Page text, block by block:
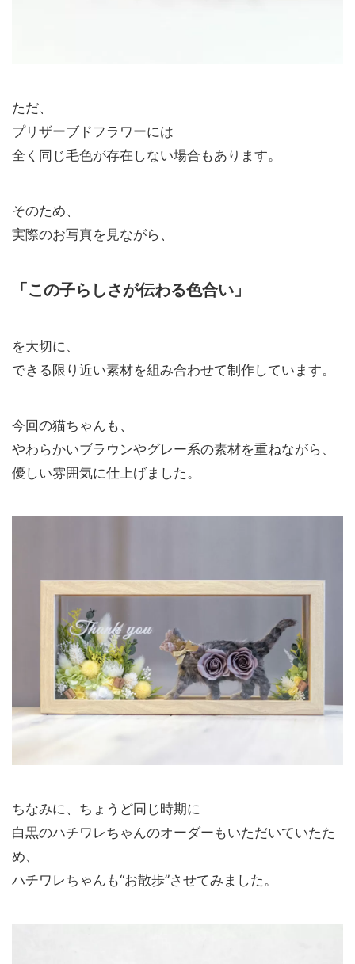
ただ、
プリザーブドフラワーには
全く同じ毛色が存在しない場合もあります。
そのため、
実際のお写真を見ながら、
「この子らしさが伝わる色合い」
を大切に、
できる限り近い素材を組み合わせて制作しています。
今回の猫ちゃんも、
やわらかいブラウンやグレー系の素材を重ねながら、
優しい雰囲気に仕上げました。
ちなみに、ちょうど同じ時期に
白黒のハチワレちゃんのオーダーもいただいていたた
め、
ハチワレちゃんも“お散歩”させてみました。